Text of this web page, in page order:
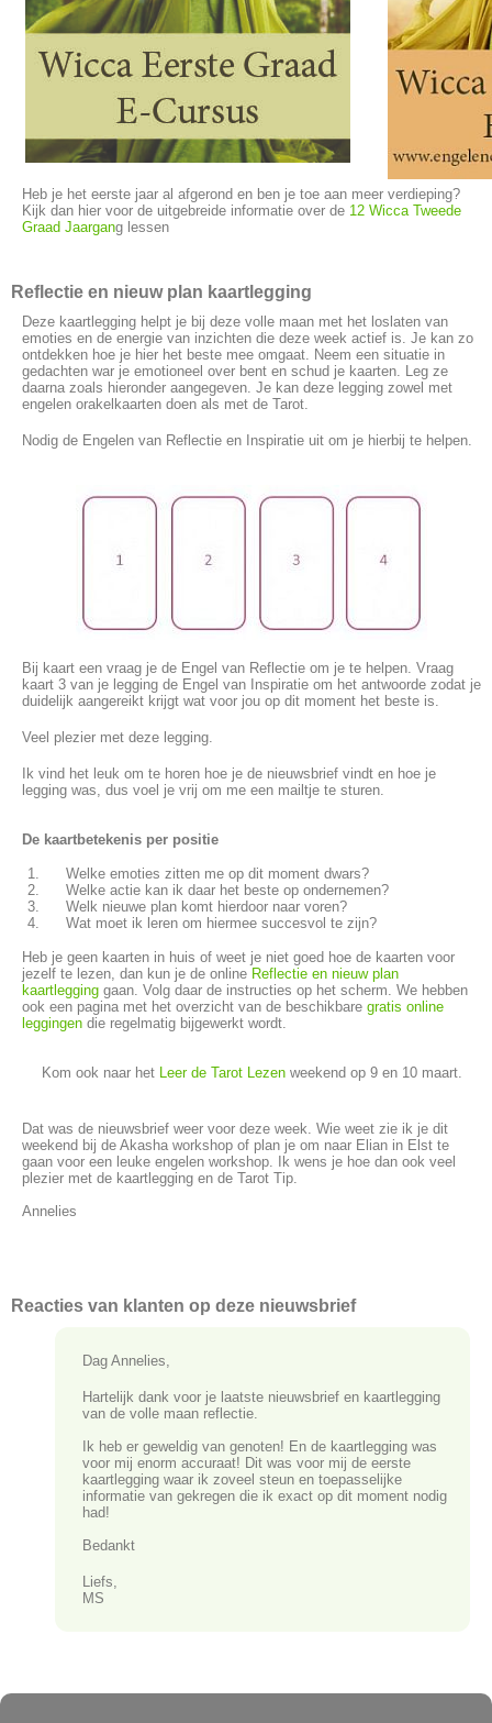
Heb je het eerste jaar al afgerond en ben je toe aan meer verdieping?
Kijk dan hier voor de uitgebreide informatie over de 12 Wicca Tweede
Graad Jaargang lessen
Reflectie en nieuw plan kaartlegging
Deze kaartlegging helpt je bij deze volle maan met het loslaten van
emoties en de energie van inzichten die deze week actief is. Je kan zo
ontdekken hoe je hier het beste mee omgaat. Neem een situatie in
gedachten war je emotioneel over bent en schud je kaarten. Leg ze
daarna zoals hieronder aangegeven. Je kan deze legging zowel met
engelen orakelkaarten doen als met de Tarot.
Nodig de Engelen van Reflectie en Inspiratie uit om je hierbij te helpen.
Bij kaart een vraag je de Engel van Reflectie om je te helpen. Vraag
kaart 3 van je legging de Engel van Inspiratie om het antwoorde zodat je
duidelijk aangereikt krijgt wat voor jou op dit moment het beste is.
Veel plezier met deze legging.
Ik vind het leuk om te horen hoe je de nieuwsbrief vindt en hoe je
legging was, dus voel je vrij om me een mailtje te sturen.
De kaartbetekenis per positie
Welke emoties zitten me op dit moment dwars?
Welke actie kan ik daar het beste op ondernemen?
Welk nieuwe plan komt hierdoor naar voren?
Wat moet ik leren om hiermee succesvol te zijn?
Heb je geen kaarten in huis of weet je niet goed hoe de kaarten voor
jezelf te lezen, dan kun je de online Reflectie en nieuw plan
kaartlegging gaan. Volg daar de instructies op het scherm. We hebben
ook een pagina met het overzicht van de beschikbare gratis online
leggingen die regelmatig bijgewerkt wordt.
Kom ook naar het Leer de Tarot Lezenweekend op 9 en 10 maart.
Dat was de nieuwsbrief weer voor deze week. Wie weet zie ik je dit
weekend bij de Akasha workshop of plan je om naar Elian in Elst te
gaan voor een leuke engelen workshop. Ik wens je hoe dan ook veel
plezier met de kaartlegging en de Tarot Tip.
Annelies
Reacties van klanten op deze nieuwsbrief
Dag Annelies,
Hartelijk dank voor je laatste nieuwsbrief en kaartlegging
van de volle maan reflectie.
Ik heb er geweldig van genoten! En de kaartlegging was
voor mij enorm accuraat! Dit was voor mij de eerste
kaartlegging waar ik zoveel steun en toepasselijke
informatie van gekregen die ik exact op dit moment nodig
had!
Bedankt
Liefs,
MS